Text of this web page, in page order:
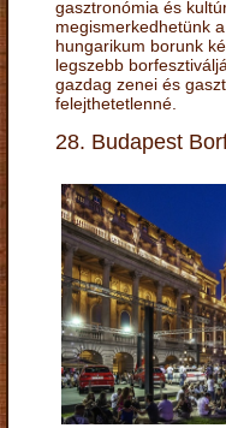
gasztronómia és
megismerkedhetünk
hungarikum borunk
legszebb
gazdag zenei és
felejthetetlenné.
28. Budapest